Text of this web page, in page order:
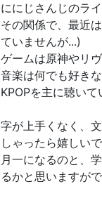
ににじさんじのラ
その関係で、最近
ていませんが...)
ゲームは原神やリ
音楽は何でも好き
KPOPを主に聴いて
字が上手くなく、
しゃったら嬉しいで
月一になるのと、
るかと思いますが